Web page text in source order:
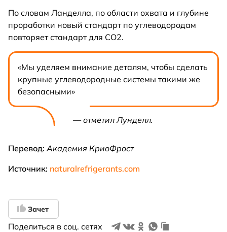
По словам Ланделла, по области охвата и глубине
проработки новый стандарт по углеводородам
повторяет стандарт для CO2.
«Мы уделяем внимание деталям, чтобы сделать
крупные углеводородные системы такими же
безопасными»
— отметил Лунделл.
Перевод: Академия КриоФрост
Источник: naturalrefrigerants.com
Зачет
Поделиться в соц. сетях